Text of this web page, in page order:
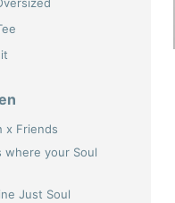
x Friends
where your Soul
Just Soul